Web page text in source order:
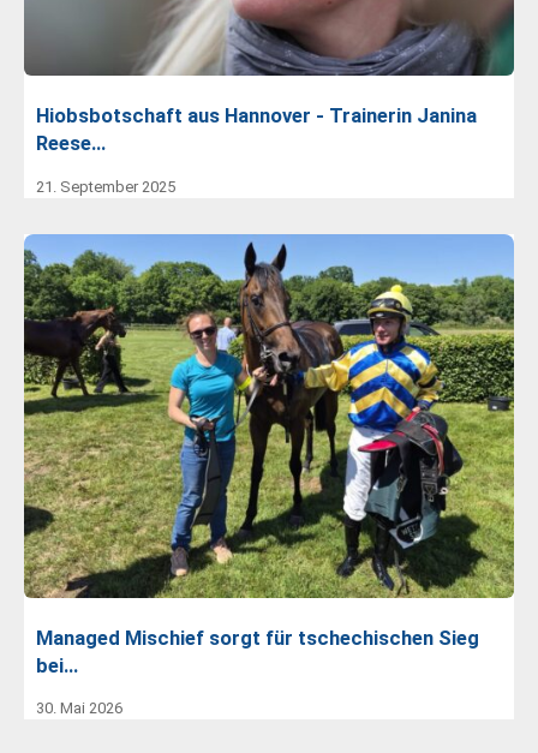
Hiobsbotschaft aus Hannover - Trainerin Janina
Reese…
21. September 2025
Managed Mischief sorgt für tschechischen Sieg
bei…
30. Mai 2026